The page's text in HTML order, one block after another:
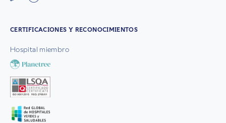
CERTIFICACIONES Y RECONOCIMIENTOS
Hospital miembro